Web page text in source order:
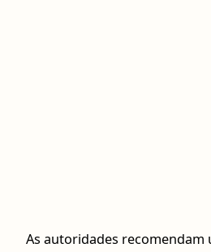
As autoridades recomendam